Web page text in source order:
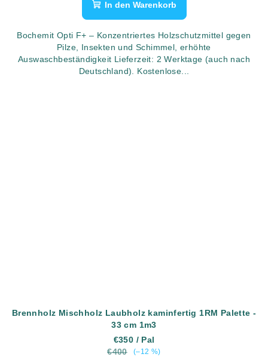
In den Warenkorb
Bochemit Opti F+ – Konzentriertes Holzschutzmittel gegen
Pilze, Insekten und Schimmel, erhöhte
Auswaschbeständigkeit Lieferzeit: 2 Werktage (auch nach
Deutschland). Kostenlose...
Brennholz Mischholz Laubholz kaminfertig 1RM Palette -
33 cm 1m3
€350 / Pal
€400
(–12 %)